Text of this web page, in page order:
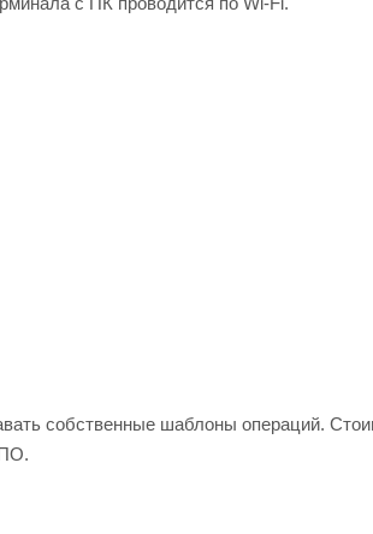
собственные шаблоны операций.